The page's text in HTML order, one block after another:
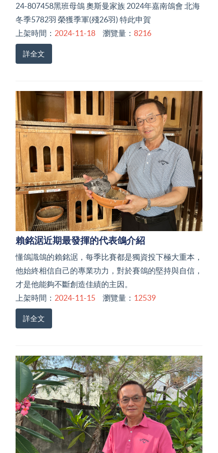
24-807458黑班母鴿 奧斯曼家族 2024年嘉南鴿會 北海
冬季5782羽 榮獲季軍(殘26羽) 特此申賀
上架時間： 2024-11-18 瀏覽量： 8216
詳全文
賴銘涺近期最發揮的代表鴿介紹
懂鴿識鴿的賴銘涺，每季比賽都是獨資投下極大重本，
他始終相信自己的專業功力，對於賽鴿的堅持與自信，
才是他能夠不斷創造佳績的主因。
上架時間： 2024-11-15 瀏覽量： 12539
詳全文